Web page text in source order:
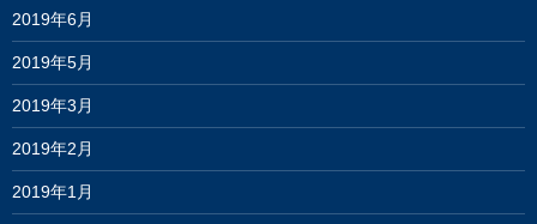
2019年6月
2019年5月
2019年3月
2019年2月
2019年1月